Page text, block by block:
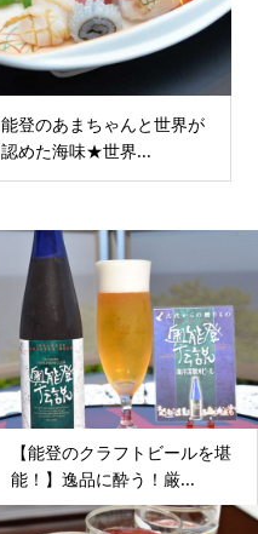
能登のあまちゃんと世界が
認めた海味★世界...
【能登のクラフトビールを堪
能！】逸品に酔う！厳...